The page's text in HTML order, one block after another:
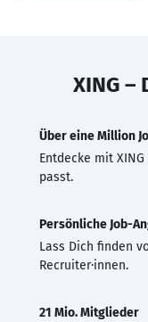
XING –
Über eine Million
Entdecke mit
passt.
Persönliche Job-
Lass Dich finden
Recruiter·innen.
21 Mio. Mitglieder